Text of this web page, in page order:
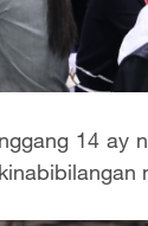
14 ay